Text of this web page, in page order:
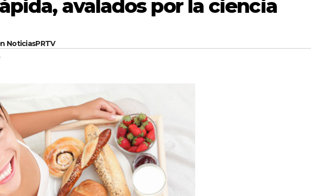
avalados por la ciencia
NoticiasPRTV